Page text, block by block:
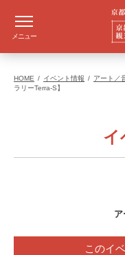
メニュー
HOME イベント情報 アート／
ラリーTerra-S】
イ
このイ